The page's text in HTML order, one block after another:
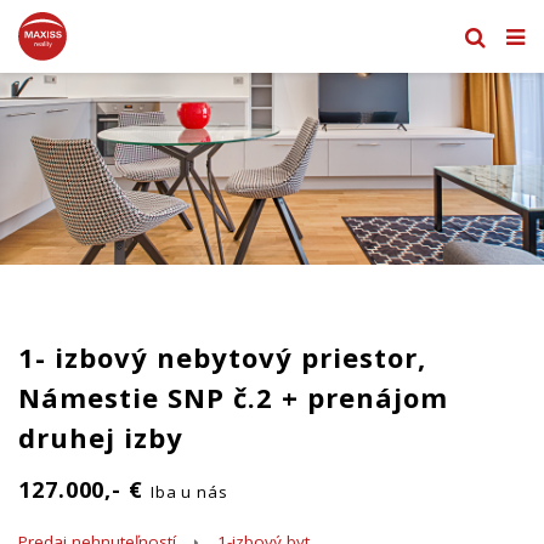
1- izbový nebytový priestor,
Námestie SNP č.2 + prenájom
druhej izby
127.000,- € Iba u nás